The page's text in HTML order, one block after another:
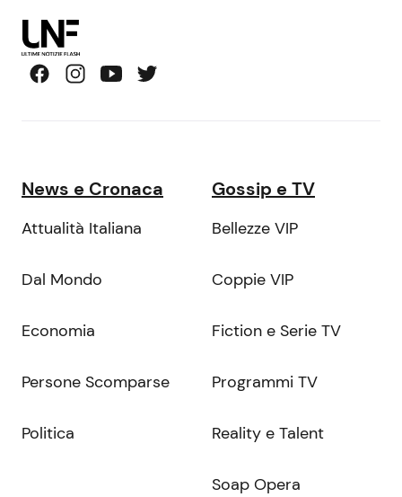
News e Cronaca
Attualità Italiana
Dal Mondo
Economia
Persone Scomparse
Politica
Gossip e TV
Bellezze VIP
Coppie VIP
Fiction e Serie TV
Programmi TV
Reality e Talent
Soap Opera